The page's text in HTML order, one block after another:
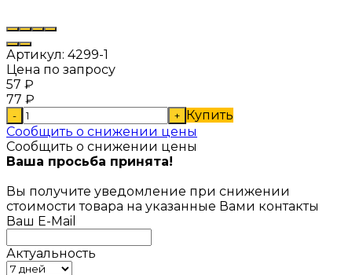
Артикул: 4299-1
Цена по запросу
57 ₽
77 ₽
- + Купить
Сообщить о снижении цены
Сообщить о снижении цены
Ваша просьба принята!
Вы получите уведомление при снижении
стоимости товара на указанные Вами контакты
Ваш E-Mail
Актуальность